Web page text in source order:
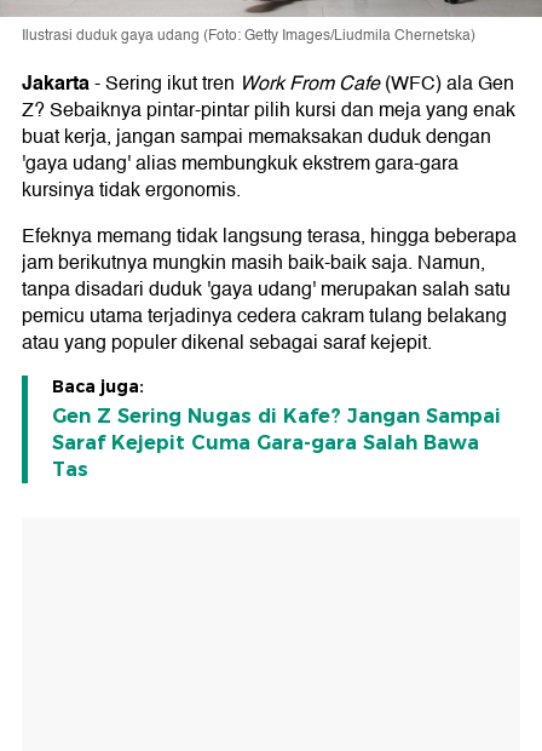
Ilustrasi duduk gaya udang (Foto: Getty Images/Liudmila Chernetska)
Jakarta-Sering ikut tren Work From Cafe(WFC) ala Gen
Z? Sebaiknya pintar-pintar pilih kursi dan meja yang enak
buat kerja, jangan sampai memaksakan duduk dengan
'gaya udang' alias membungkuk ekstrem gara-gara
kursinya tidak ergonomis.
Efeknya memang tidak langsung terasa, hingga beberapa
jam berikutnya mungkin masih baik-baik saja. Namun,
tanpa disadari duduk 'gaya udang' merupakan salah satu
pemicu utama terjadinya cedera cakram tulang belakang
atau yang populer dikenal sebagai saraf kejepit.
Baca juga:
Gen Z Sering Nugas di Kafe? Jangan Sampai
Saraf Kejepit Cuma Gara-gara Salah Bawa
Tas